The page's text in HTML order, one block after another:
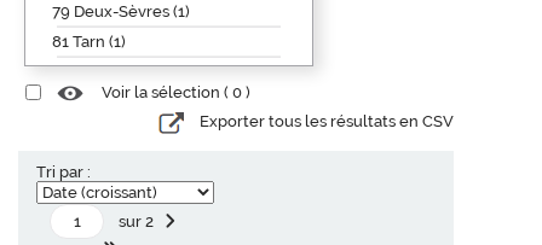
79 Deux-Sèvres (1)
81 Tarn (1)
Voir la sélection ( 0 )
Exporter tous les résultats en CSV
Tri par :
sur 2